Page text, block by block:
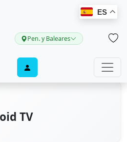
ES
Pen. y Baleares
TV